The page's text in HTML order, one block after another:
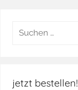
Suchen
jetzt bestellen!